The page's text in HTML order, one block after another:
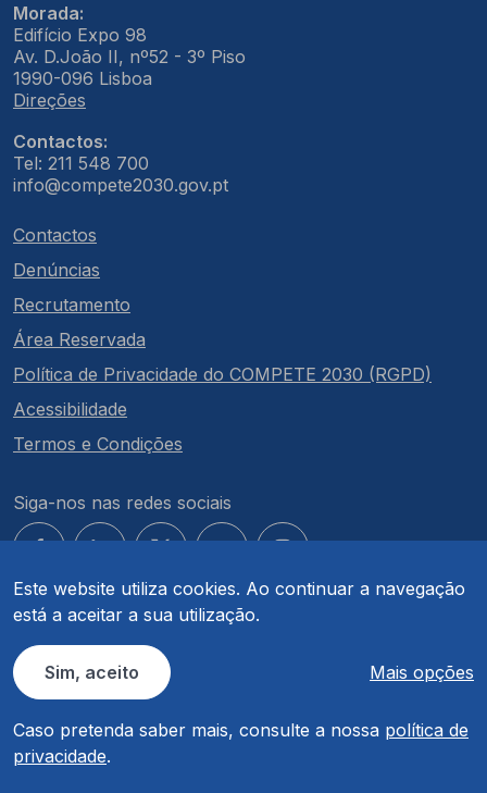
Este website utiliza cookies. Ao continuar a navegação
está a aceitar a sua utilização.
Sim, aceito Mais opções
Caso pretenda saber mais, consulte a nossa política de
privacidade.
Morada:
Edifício Expo 98
Av. D.João II, nº52 - 3º Piso
1990-096 Lisboa
Direções
Contactos:
Tel: 211 548 700
info@compete2030.gov.pt
Contactos
Denúncias
Recrutamento
Área Reservada
Política de Privacidade do COMPETE 2030 (RGPD)
Acessibilidade
Termos e Condições
Siga-nos nas redes sociais
© COMPETE 2030. Todos os direitos reservados.